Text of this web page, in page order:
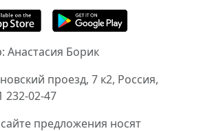
Анастасия Борик
проезд, 7 к2, Россия,
232-02-47
предложения носят